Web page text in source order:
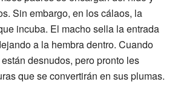
Sin embargo, en los cálaos, la
incuba. El macho sella la entrada
a la hembra dentro. Cuando
desnudos, pero pronto les
que se convertirán en sus plumas.